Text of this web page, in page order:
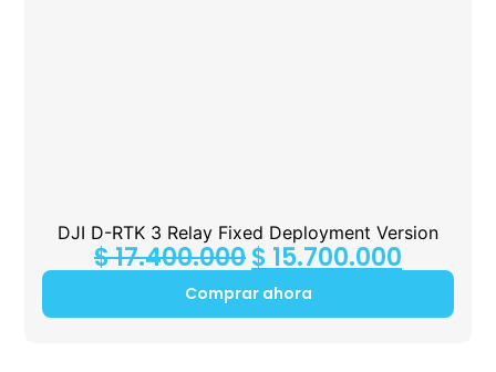
DJI D-RTK 3 Relay Fixed Deployment Version
$17.400.000$ 15.700.000
Comprar ahora